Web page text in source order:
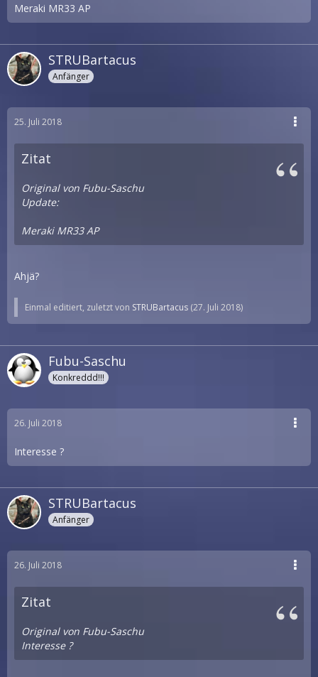
Meraki MR33 AP
STRUBartacus
Anfänger
25. Juli 2018
Zitat
Original von Fubu-Saschu
Update:
Meraki MR33 AP
Ahjä?
Einmal editiert, zuletzt von STRUBartacus (27. Juli 2018)
Fubu-Saschu
Konkreddd!!!
26. Juli 2018
Interesse ?
STRUBartacus
Anfänger
26. Juli 2018
Zitat
Original von Fubu-Saschu
Interesse ?